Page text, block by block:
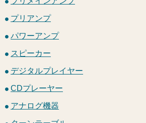
プリアンプ
パワーアンプ
スピーカー
デジタルプレイヤー
CDプレーヤー
アナログ機器